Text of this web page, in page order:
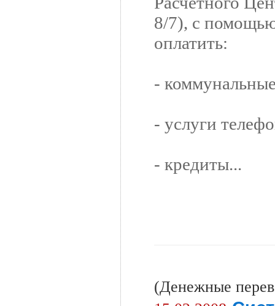
8/7), с
оплатить:
-
- услуги
- кредиты...
(Денежные